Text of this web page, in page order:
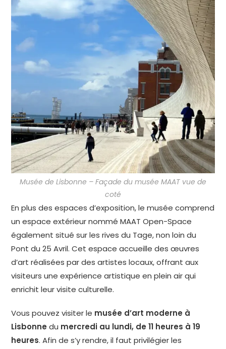
Musée de Lisbonne – Façade du musée MAAT vue de
coté
En plus des espaces d’exposition, le musée comprend
un espace extérieur nommé MAAT Open-Space
également situé sur les rives du Tage, non loin du
Pont du 25 Avril. Cet espace accueille des œuvres
d’art réalisées par des artistes locaux, offrant aux
visiteurs une expérience artistique en plein air qui
enrichit leur visite culturelle.
Vous pouvez visiter le musée d’art moderne à
Lisbonne du mercredi au lundi, de 11 heures à 19
heures. Afin de s’y rendre, il faut privilégier les